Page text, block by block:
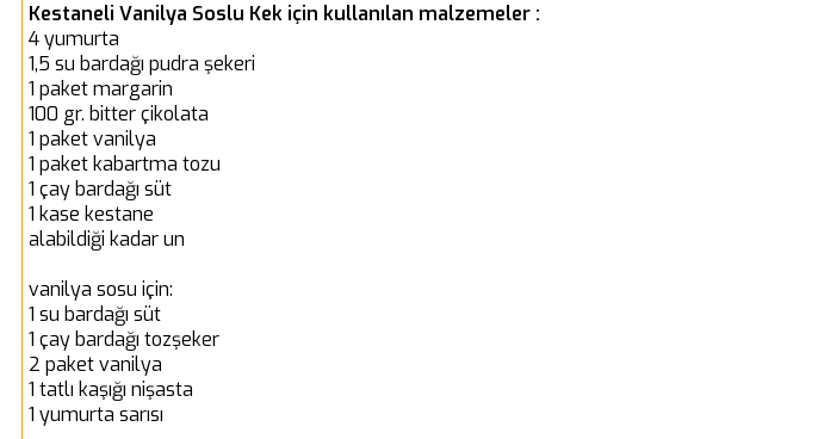
Kestaneli Vanilya Soslu Kek için kullanılan malzemeler :
4 yumurta
1,5 su bardağı pudra şekeri
1 paket margarin
100 gr. bitter çikolata
1 paket vanilya
1 paket kabartma tozu
1 çay bardağı süt
1 kase kestane
alabildiği kadar un
vanilya sosu için:
1 su bardağı süt
1 çay bardağı tozşeker
2 paket vanilya
1 tatlı kaşığı nişasta
1 yumurta sarısı